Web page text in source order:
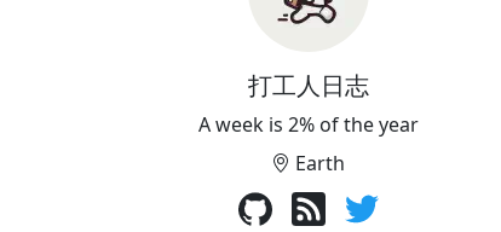
打工人日志
A week is 2% of the year
Earth